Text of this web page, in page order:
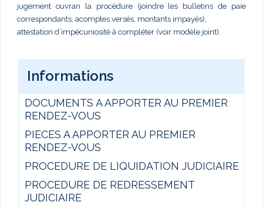
jugement ouvran la procédure (joindre les bulletins de paie
correspondants, acomptes versés, montants impayés),
attestation d’impécuniosité à compléter (voir modèle joint).
Informations
DOCUMENTS A APPORTER AU PREMIER
RENDEZ-VOUS
PIECES A APPORTER AU PREMIER
RENDEZ-VOUS
PROCEDURE DE LIQUIDATION JUDICIAIRE
PROCEDURE DE REDRESSEMENT
JUDICIAIRE